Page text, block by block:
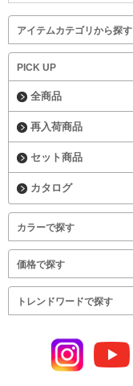
アイテムカテゴリから探す
PICK UP
全商品
再入荷商品
セット商品
カタログ
カラーで探す
価格で探す
トレンドワードで探す